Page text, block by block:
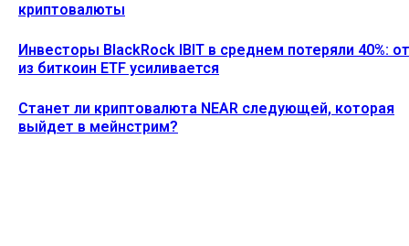
криптовалюты
Инвесторы BlackRock IBIT в среднем потеряли 40%:
из биткоин ETF усиливается
Станет ли криптовалюта NEAR следующей, которая
выйдет в мейнстрим?